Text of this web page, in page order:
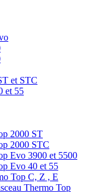
et STC
et 55
2000 ST
2000 STC
Evo 3900 et 5500
Evo 40 et 55
Top C, Z , E
Thermo Top